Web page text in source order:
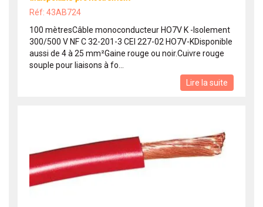
Réf: 43AB724
100 mètresCâble monoconducteur HO7V K -Isolement
300/500 V NF C 32-201-3 CEI 227-02 HO7V-KDisponible
aussi de 4 à 25 mm²Gaine rouge ou noir.Cuivre rouge
souple pour liaisons à fo...
Lire la suite